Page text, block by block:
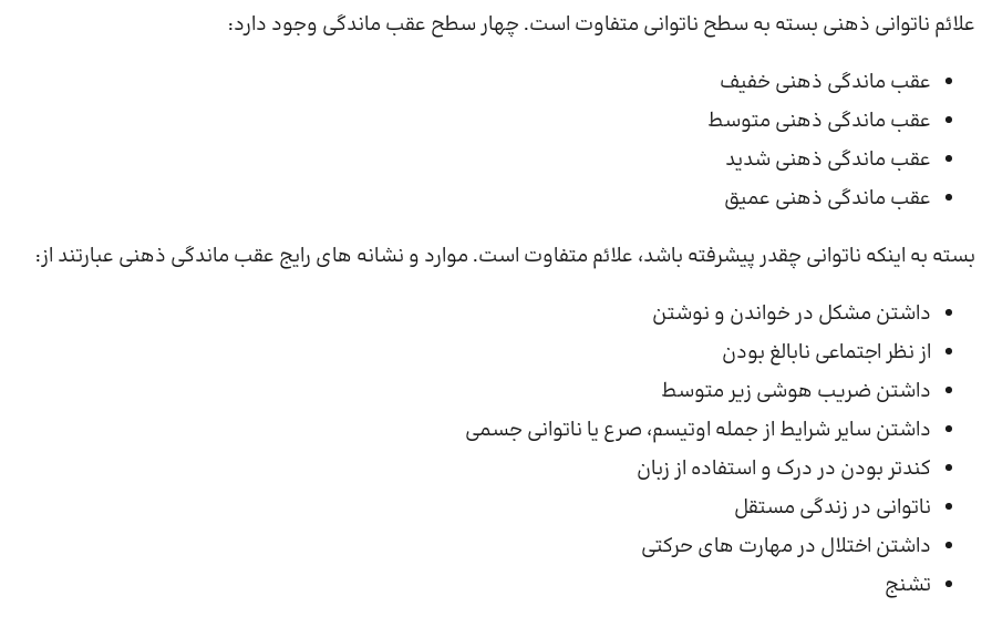
علائم ناتوانی ذهنی بسته به سطح ناتوانی متفاوت است. چهار سطح عقب ماندگی وجود دارد:
عقب ماندگی ذهنی خفیف
عقب ماندگی ذهنی متوسط
عقب ماندگی ذهنی شدید
عقب ماندگی ذهنی عمیق
بسته به اینکه ناتوانی چقدر پیشرفته باشد، علائم متفاوت است. موارد و نشانه های رایج عقب ماندگی ذهنی عبارتند از:
داشتن مشکل در خواندن و نوشتن
از نظر اجتماعی نابالغ بودن
داشتن ضریب هوشی زیر متوسط
داشتن سایر شرایط از جمله اوتیسم، صرع یا ناتوانی جسمی
کندتر بودن در درک و استفاده از زبان
ناتوانی در زندگی مستقل
داشتن اختلال در مهارت های حرکتی
تشنج